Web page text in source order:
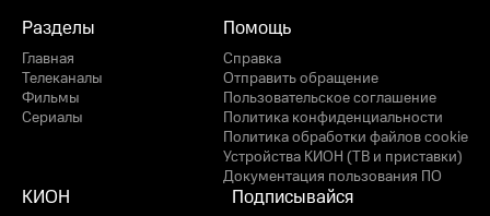
Разделы
Главная
Телеканалы
Фильмы
Сериалы
Помощь
Справка
Отправить обращение
Пользовательское соглашение
Политика конфиденциальности
Политика обработки файлов cookie
Устройства КИОН (ТВ и приставки)
Документация пользования ПО
КИОН Подписывайся